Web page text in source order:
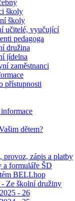
školy
školy
učitelé, vyučující
pedagoga
družina
jídelna
zaměstnanci
přístupnosti
dětem?
provoz, zápis a platby
a formuláře ŠD
BELLhop
- Ze školní družiny
- 26